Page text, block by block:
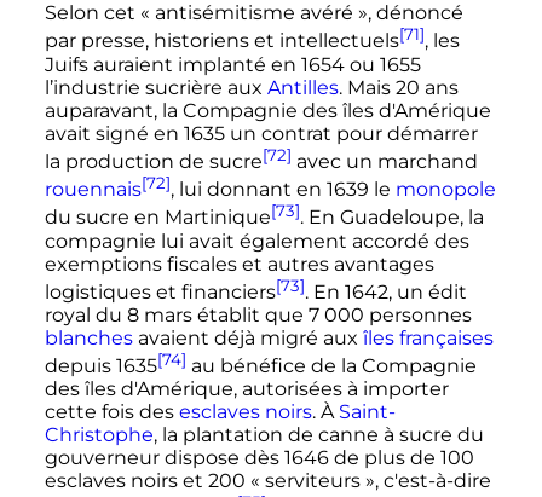
Selon cet « antisémitisme avéré », dénoncé
par presse, historiens et intellectuels[71], les
Juifs auraient implanté en 1654 ou 1655
l’industrie sucrière aux Antilles. Mais 20 ans
auparavant, la Compagnie des îles d'Amérique
avait signé en 1635 un contrat pour démarrer
la production de sucre[72] avec un marchand
rouennais[72], lui donnant en 1639 le monopole
du sucre en Martinique[73]. En Guadeloupe, la
compagnie lui avait également accordé des
exemptions fiscales et autres avantages
logistiques et financiers[73]. En 1642, un édit
royal du 8 mars établit que 7 000 personnes
blanchesavaient déjà migré aux îles françaises
depuis 1635[74] au bénéfice de la Compagnie
des îles d'Amérique, autorisées à importer
cette fois des esclaves noirs. À Saint-
Christophe, la plantation de canne à sucre du
gouverneur dispose dès 1646 de plus de 100
esclaves noirs et 200 « serviteurs », c'est-à-dire